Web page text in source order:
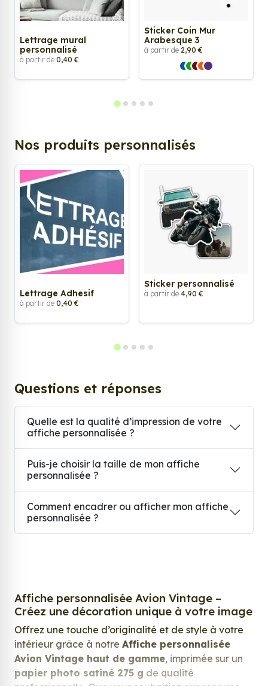
Lettrage mural
personnalisé
à partir de 0,40 €
Sticker Coin Mur
Arabesque 3
à partir de 2,90 €
Nos produits personnalisés
Lettrage Adhesif
à partir de 0,40 €
Sticker personnalisé
à partir de 4,90 €
Questions et réponses
Quelle est la qualité d’impression de votre
affiche personnalisée ?
Puis-je choisir la taille de mon affiche
personnalisée ?
Comment encadrer ou afficher mon affiche
personnalisée ?
Affiche personnalisée Avion Vintage –
Créez une décoration unique à votre image
Offrez une touche d’originalité et de style à votre
intérieur grâce à notre Affiche personnalisée
Avion Vintage haut de gamme, imprimée sur un
papier photo satiné 275 g de qualité